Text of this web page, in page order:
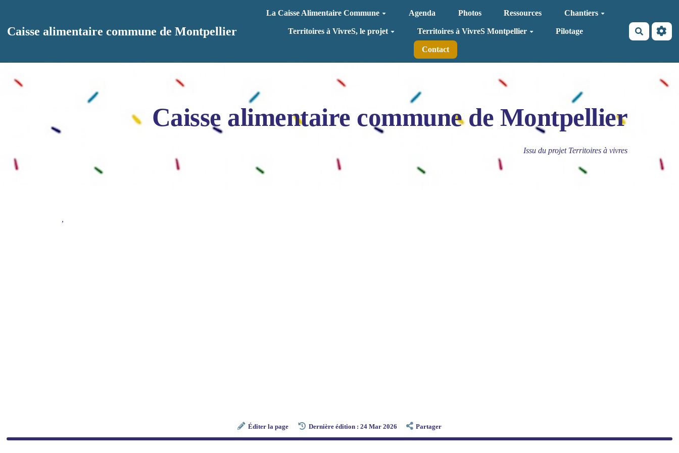
Caisse alimentaire commune de Montpellier
La Caisse Alimentaire Commune Agenda Photos Ressources Chantiers
Territoires à VivreS, le projet Territoires à VivreS Montpellier Pilotage
Contact
Caisse alimentaire commune de Montpellier
Issu du projet Territoires à vivres
,
Éditer la page Dernière édition : 24 Mar 2026 Partager